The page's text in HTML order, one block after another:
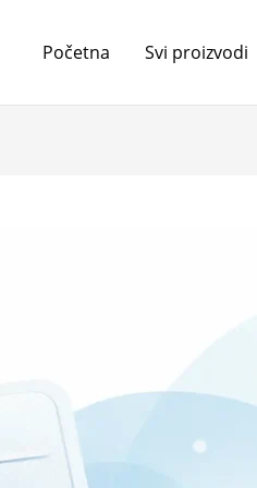
Početna Svi proizvodi